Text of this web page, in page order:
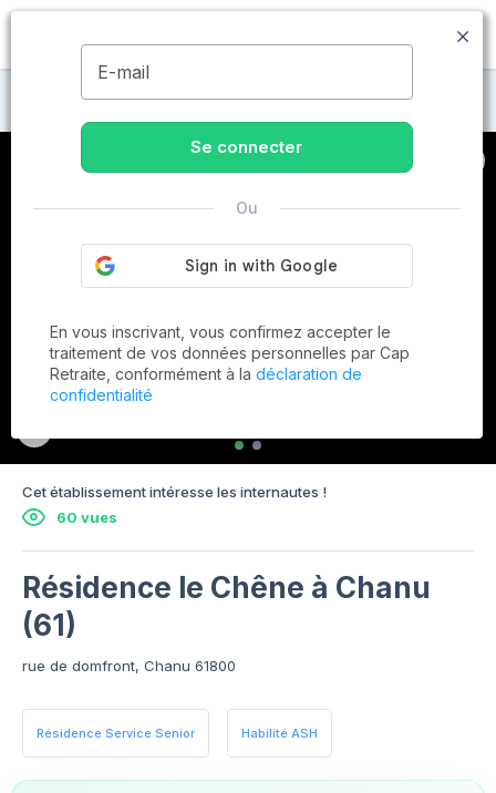
MENU
Maisons de retraite à Chanu
Cet établissement intéresse les internautes !
60 vues
Résidence le Chêne à Chanu
(61)
rue de domfront, Chanu 61800
Résidence Service Senior Habilité ASH
E-mail
Se connecter
Ou
En vous inscrivant, vous confirmez accepter le
traitement de vos données personnelles par Cap
Retraite, conformément à la déclaration de
confidentialité